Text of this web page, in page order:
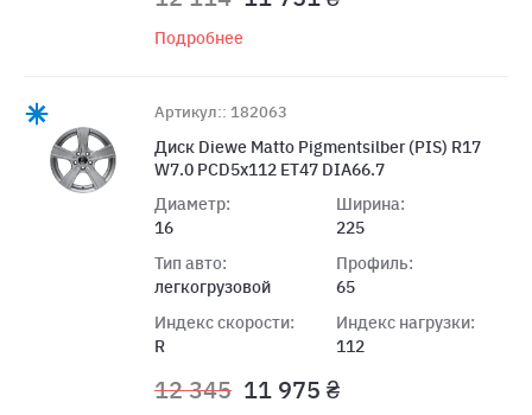
Подробнее
Артикул:: 182063
Диск Diewe Matto Pigmentsilber (PIS) R17
W7.0 PCD5x112 ET47 DIA66.7
Диаметр:
16
Тип авто:
легкогрузовой
Индекс скорости:
R
Ширина:
225
Профиль:
65
Индекс нагрузки:
112
12 345 11 975 ₴